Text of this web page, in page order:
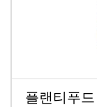
플랜티푸